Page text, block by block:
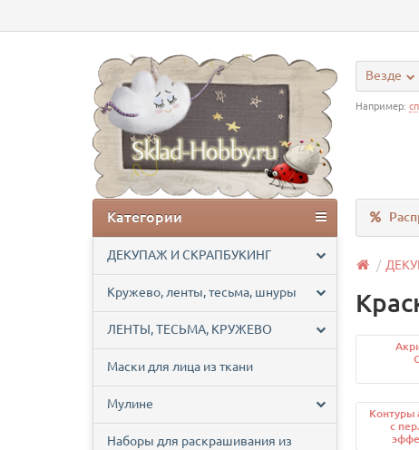
Везде
Например:
Категории
ДЕКУПАЖ И СКРАПБУКИНГ
Кружево, ленты, тесьма, шнуры
ЛЕНТЫ, ТЕСЬМА, КРУЖЕВО
Маски для лица из ткани
Мулине
Наборы для раскрашивания из
Контуры
с